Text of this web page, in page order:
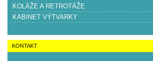
KOLÁŽE A RETROTÁŽE
KABINET VÝTVARKY
KONTAKT